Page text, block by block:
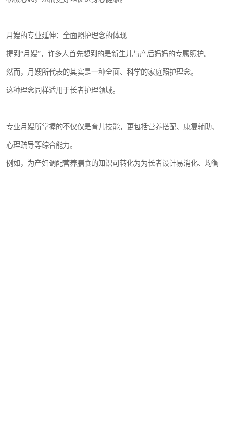
月嫂的专业延伸：全面照护理念的体现
提到“月嫂”，许多人首先想到的是新生儿与产后妈妈的专属照护。
然而，月嫂所代表的其实是一种全面、科学的家庭照护理念。
这种理念同样适用于长者护理领域。
专业月嫂所掌握的不仅仅是育儿技能，更包括营养搭配、康复辅助、
心理疏导等综合能力。
例如，为产妇调配营养膳食的知识可转化为为长者设计易消化、均衡